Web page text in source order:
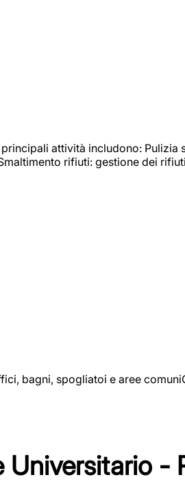
attività includono: Pulizia
rifiuti: gestione dei
bagni, spogliatoi e aree
-